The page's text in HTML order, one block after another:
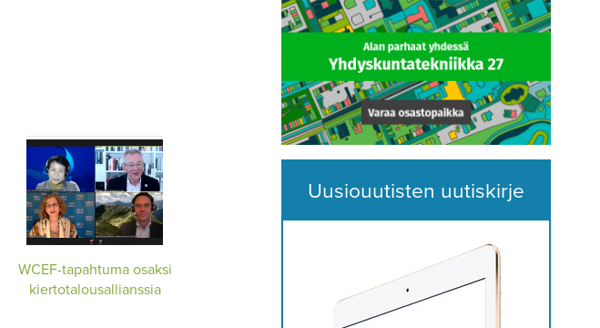
WCEF-tapahtuma osaksi
kiertotalousallianssia
Uusiouutisten uutiskirje